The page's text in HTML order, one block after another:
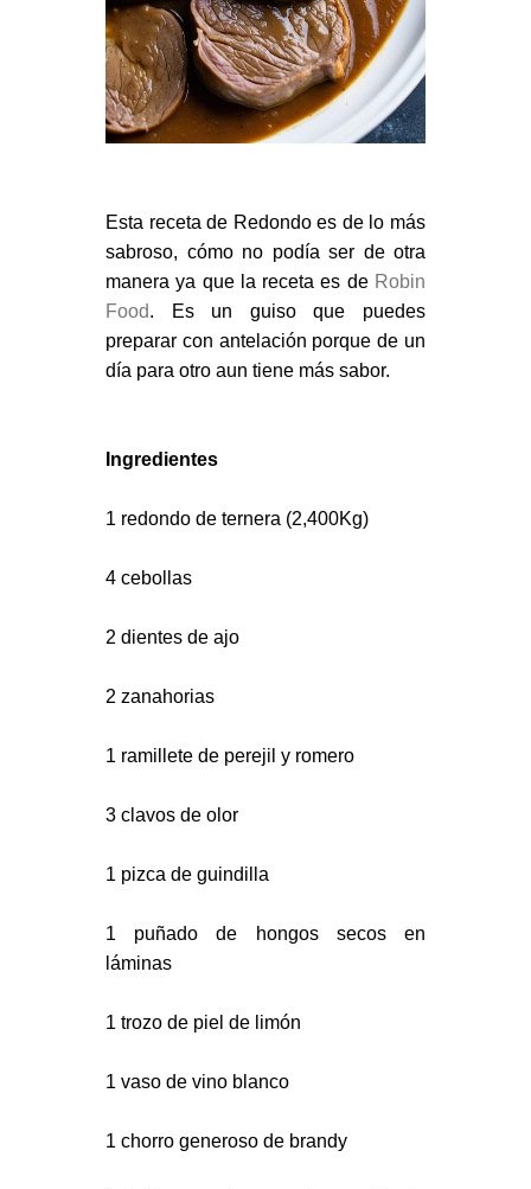
Esta receta de Redondo es de lo más
sabroso, cómo no podía ser de otra
manera ya que la receta es de Robin
Food. Es un guiso que puedes
preparar con antelación porque de un
día para otro aun tiene más sabor.
Ingredientes
1 redondo de ternera (2,400Kg)
4 cebollas
2 dientes de ajo
2 zanahorias
1 ramillete de perejil y romero
3 clavos de olor
1 pizca de guindilla
1 puñado de hongos secos en
láminas
1 trozo de piel de limón
1 vaso de vino blanco
1 chorro generoso de brandy